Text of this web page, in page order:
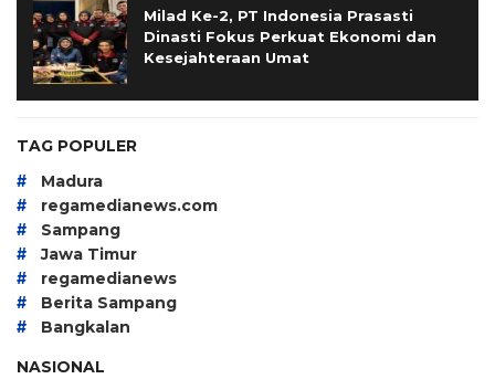
Milad Ke-2, PT Indonesia Prasasti
Dinasti Fokus Perkuat Ekonomi dan
Kesejahteraan Umat
TAG POPULER
# Madura
# regamedianews.com
# Sampang
# Jawa Timur
# regamedianews
# Berita Sampang
#
Bangkalan
NASIONAL